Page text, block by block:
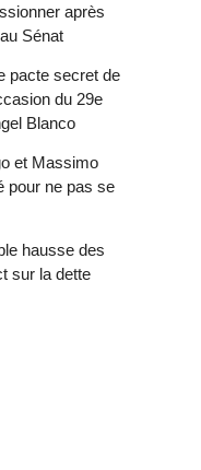
après
Sénat
pacte secret de
du 29e
Blanco
et Massimo
pour ne pas se
hausse des
sur la dette